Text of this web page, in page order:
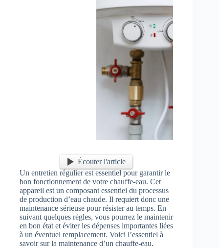
Écouter l'article
Un entretien régulier est essentiel pour garantir le
bon fonctionnement de votre chauffe-eau. Cet
appareil est un composant essentiel du processus
de production d’eau chaude. Il requiert donc une
maintenance sérieuse pour résister au temps. En
suivant quelques règles, vous pourrez le maintenir
en bon état et éviter les dépenses importantes liées
à un éventuel remplacement. Voici l’essentiel à
savoir sur la maintenance d’un chauffe-eau.